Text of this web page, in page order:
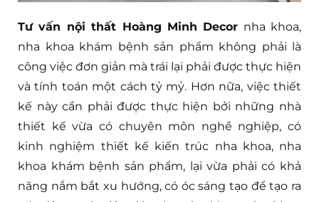
Tư vấn nội thất Hoàng Minh Decor nha khoa,
nha khoa khám bệnh sản phẩm không phải là
công việc đơn giản mà trái lại phải được thực hiện
và tính toán một cách tỷ mỷ. Hơn nữa, việc thiết
kế này cần phải được thực hiện bởi những nhà
thiết kế vừa có chuyên môn nghề nghiệp, có
kinh nghiệm thiết kế kiến trúc nha khoa, nha
khoa khám bệnh sản phẩm, lại vừa phải có khả
năng nắm bắt xu hướng, có óc sáng tạo để tạo ra